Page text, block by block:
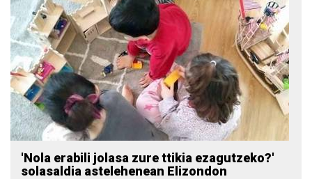
'Nola erabili jolasa zure ttikia ezagutzeko?'
solasaldia astelehenean Elizondon